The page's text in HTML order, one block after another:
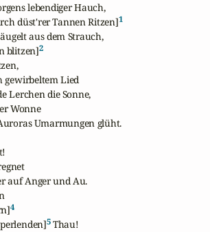
lebendiger Hauch,
düst'rer Tannen Ritzen]1
aus dem Strauch,
blitzen]2
gewirbeltem Lied
Lerchen die Sonne,
Wonne
Umarmungen glüht.
auf Anger und Au.
4
5 Thau!